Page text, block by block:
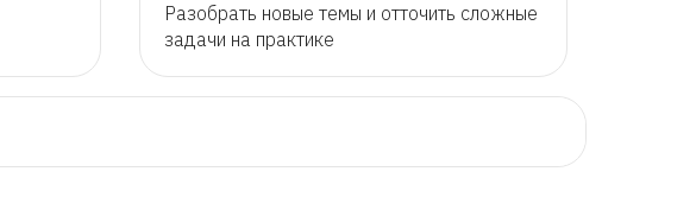
Разобрать новые темы и отточить сложные
задачи на практике